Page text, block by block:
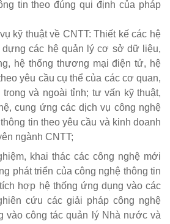
tin theo đúng qui định của pháp
kỹ thuật về CNTT: Thiết kế các hệ
dựng các hệ quản lý cơ sở dữ liệu,
hệ thống thương mại điện tử, hệ
yêu cầu cụ thể của các cơ quan,
và ngoài tỉnh; tư vấn kỹ thuật,
cung ứng các dịch vụ công nghệ
tin theo yêu cầu và kinh doanh
ngành CNTT;
khai thác các công nghệ mới
phát triển của công nghệ thông tin
hợp hệ thống ứng dụng vào các
cứu các giải pháp công nghệ
vào công tác quản lý Nhà nước và